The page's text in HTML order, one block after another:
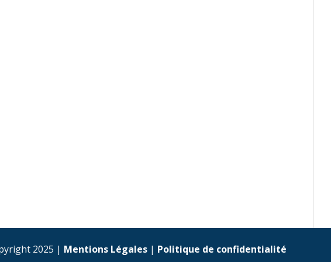
2025 | Mentions Légales| Politique de confidentialité